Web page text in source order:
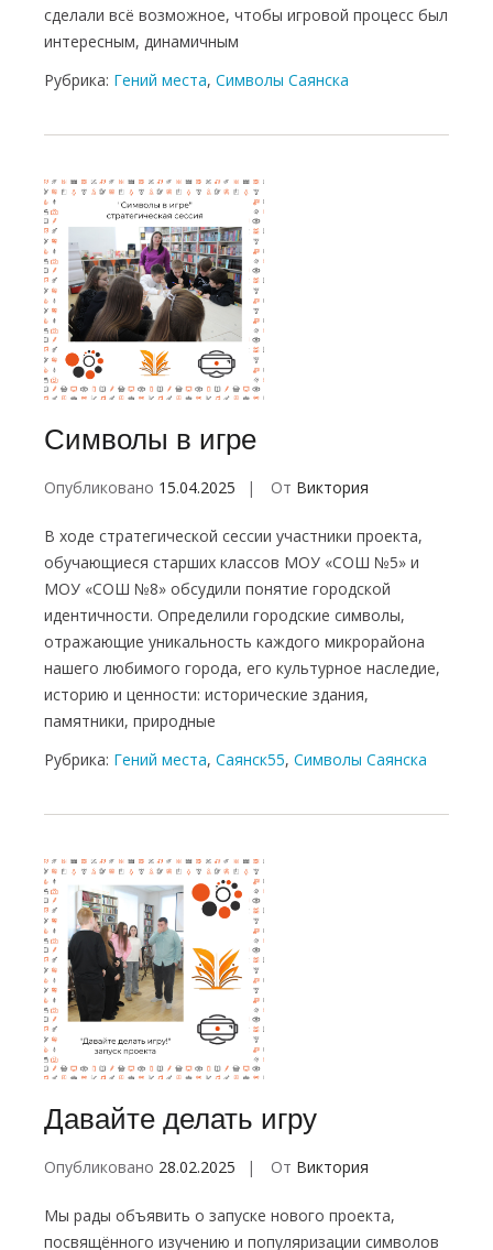
сделали всё возможное, чтобы игровой процесс был
интересным, динамичным
Рубрика: Гений места, Символы Саянска
Символы в игре
Опубликовано 15.04.2025 От Виктория
В ходе стратегической сессии участники проекта,
обучающиеся старших классов МОУ «СОШ №5» и
МОУ «СОШ №8» обсудили понятие городской
идентичности. Определили городские символы,
отражающие уникальность каждого микрорайона
нашего любимого города, его культурное наследие,
историю и ценности: исторические здания,
памятники, природные
Рубрика: Гений места, Саянск55, Символы Саянска
Давайте делать игру
Опубликовано 28.02.2025 От Виктория
Мы рады объявить о запуске нового проекта,
посвящённого изучению и популяризации символов